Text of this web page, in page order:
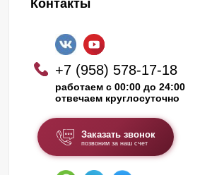
Контакты
+7 (958) 578-17-18
работаем с 00:00 до 24:00
отвечаем круглосуточно
Заказать звонок
позвоним за наш счет